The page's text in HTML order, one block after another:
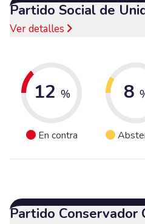
Partido Social de
Ver detalles
12 %
En contra
8
Partido Conservador